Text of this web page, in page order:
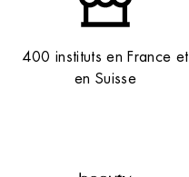
400 instituts en France et
en Suisse